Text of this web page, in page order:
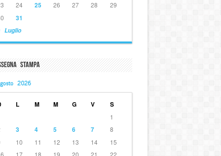
Luglio
24 25 26 27 28
29
31
Stampa
2026
L M M G V S
1
3 4 5 6 7
8
10 11 12 13 14
15
17 18 19 20 21 22